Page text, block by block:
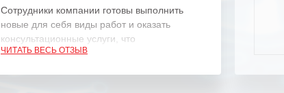
Сотрудники компании готовы выполнить
новые для себя виды работ и оказать
консультационные услуги, что
характеризует их как профессионалов
ЧИТАТЬ ВЕСЬ ОТЗЫВ